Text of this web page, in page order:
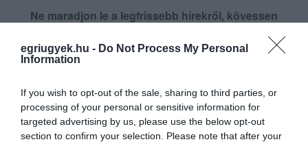
egriugyek.hu - Do Not Process My Personal
Information
If you wish to opt-out of the sale, sharing to third parties, or
processing of your personal or sensitive information for
targeted advertising by us, please use the below opt-out
section to confirm your selection. Please note that after your
Ne maradjon le a legfrissebb hírekről, kövessen